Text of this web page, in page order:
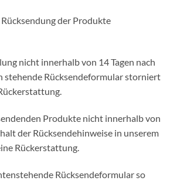
der Produkte
nicht innerhalb von 14 Tagen nach
stehende Rücksendeformular storniert
Produkte nicht innerhalb von
der Rücksendehinweise in unserem
Rückerstattung.
Rücksendeformular so